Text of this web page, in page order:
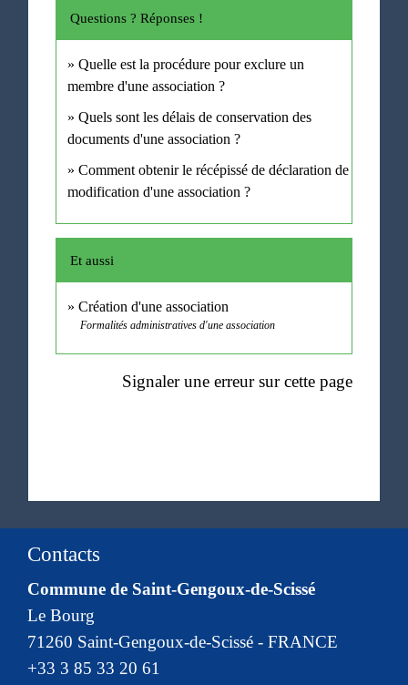
Questions ? Réponses !
Quelle est la procédure pour exclure un
membre d'une association ?
Quels sont les délais de conservation des
documents d'une association ?
Comment obtenir le récépissé de déclaration de
modification d'une association ?
Et aussi
Création d'une association
Formalités administratives d'une association
Signaler une erreur sur cette page
Contacts
Commune de Saint-Gengoux-de-Scissé
Le Bourg
71260 Saint-Gengoux-de-Scissé - FRANCE
+33 3 85 33 20 61